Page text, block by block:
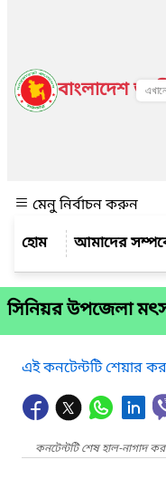
বাংলাদেশ
মেনু নির্বাচন করুন
আমাদের
সিনিয়র উপজেলা
এই কনটেন্টটি শেয়ার
কনটেন্টটি শেষ হাল-নাগাদ